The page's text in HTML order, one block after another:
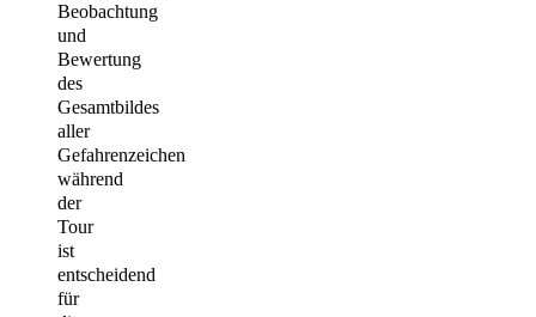
Beobachtung
und
Bewertung
des
Gesamtbildes
aller
Gefahrenzeichen
während
der
Tour
ist
entscheidend
für